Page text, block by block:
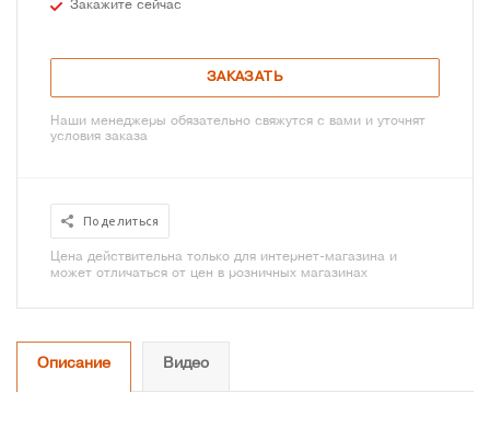
Закажите сейчас
ЗАКАЗАТЬ
Наши менеджеры обязательно свяжутся с вами и уточнят
условия заказа
Поделиться
Цена действительна только для интернет-магазина и
может отличаться от цен в розничных магазинах
Описание Видео